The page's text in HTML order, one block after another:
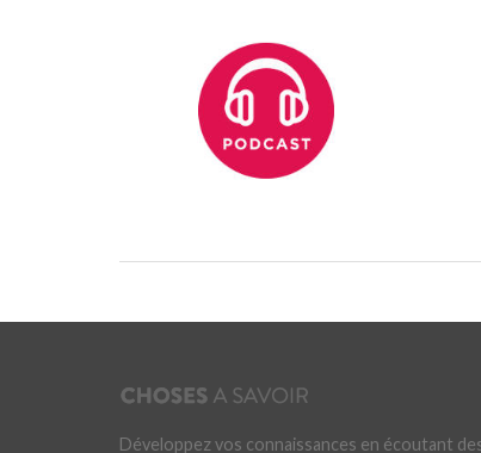
Développez vos connaissances en écoutant